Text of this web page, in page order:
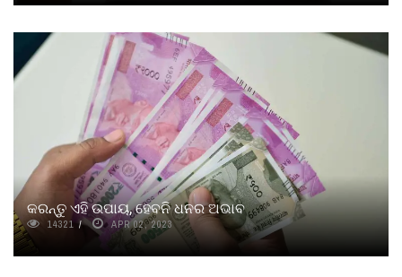
କରନ୍ତୁ ଏହି ଉପାୟ, ହେବନି ଧନର ଅଭାବ
14321 APR 02, 2023